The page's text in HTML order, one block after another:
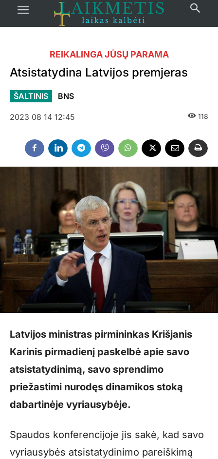
REIKALINGA JŪSŲ PARAMA
Atsistatydina Latvijos premjeras
ŠALTINIS BNS
2023 08 14 12:45 118
Latvijos ministras pirmininkas Krišjanis
Karinis pirmadienį paskelbė apie savo
atsistatydinimą, savo sprendimo
priežastimi nurodęs dinamikos stoką
dabartinėje vyriausybėje.
Spaudos konferencijoje jis sakė, kad savo
vyriausybės atsistatydinimo pareiškimą